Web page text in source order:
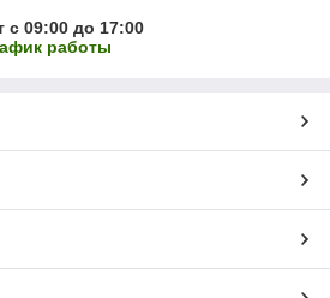
с 09:00 до 17:00
работы